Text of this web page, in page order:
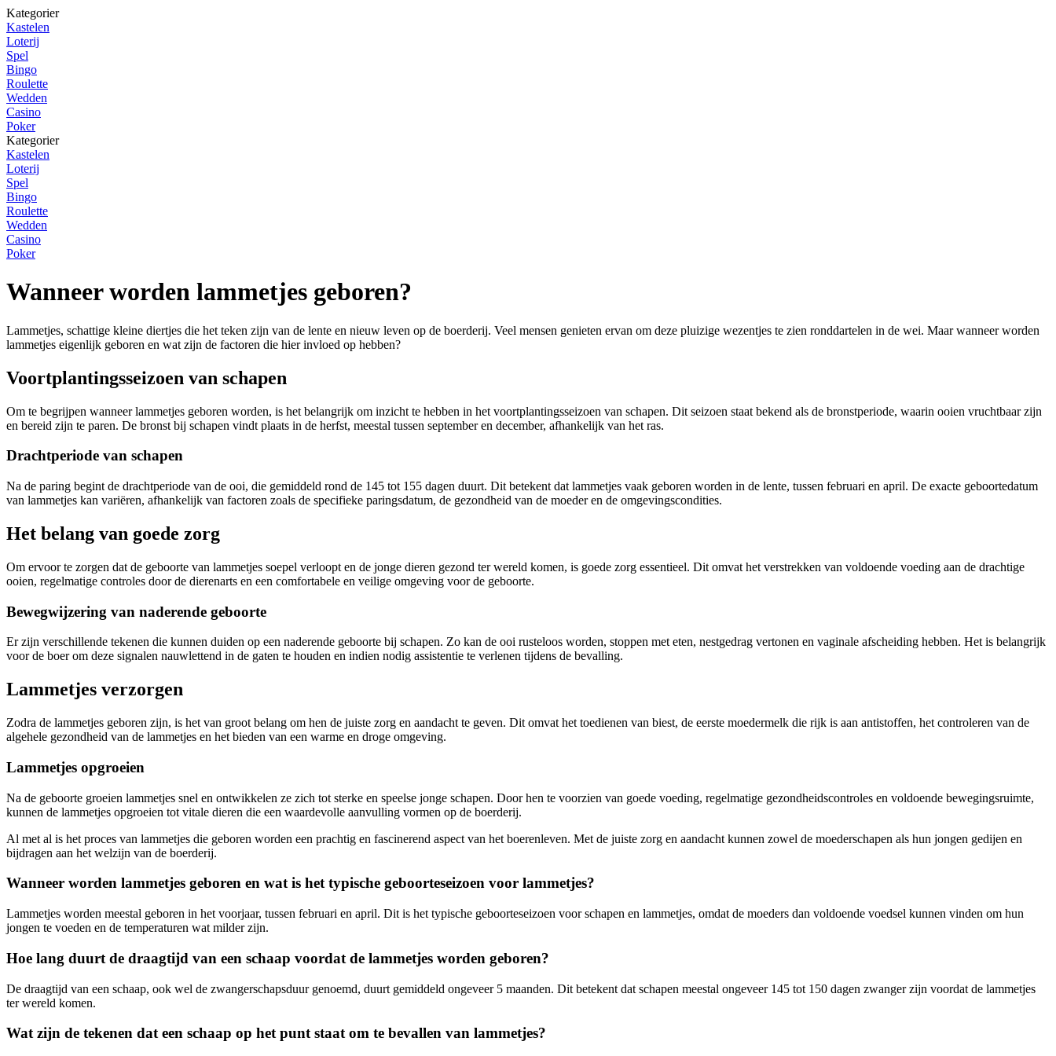
Kategorier
Kastelen
Loterij
Spel
Bingo
Roulette
Wedden
Casino
Poker
Kategorier
Kastelen
Loterij
Spel
Bingo
Roulette
Wedden
Casino
Poker
Wanneer worden lammetjes geboren?
Lammetjes, schattige kleine diertjes die het teken zijn van de lente en nieuw leven op de boerderij. Veel mensen genieten ervan om deze pluizige wezentjes te zien ronddartelen in de wei. Maar wanneer worden
lammetjes eigenlijk geboren en wat zijn de factoren die hier invloed op hebben?
Voortplantingsseizoen van schapen
Om te begrijpen wanneer lammetjes geboren worden, is het belangrijk om inzicht te hebben in het voortplantingsseizoen van schapen. Dit seizoen staat bekend als de bronstperiode, waarin ooien vruchtbaar zijn
en bereid zijn te paren. De bronst bij schapen vindt plaats in de herfst, meestal tussen september en december, afhankelijk van het ras.
Drachtperiode van schapen
Na de paring begint de drachtperiode van de ooi, die gemiddeld rond de 145 tot 155 dagen duurt. Dit betekent dat lammetjes vaak geboren worden in de lente, tussen februari en april. De exacte geboortedatum
van lammetjes kan variëren, afhankelijk van factoren zoals de specifieke paringsdatum, de gezondheid van de moeder en de omgevingscondities.
Het belang van goede zorg
Om ervoor te zorgen dat de geboorte van lammetjes soepel verloopt en de jonge dieren gezond ter wereld komen, is goede zorg essentieel. Dit omvat het verstrekken van voldoende voeding aan de drachtige
ooien, regelmatige controles door de dierenarts en een comfortabele en veilige omgeving voor de geboorte.
Bewegwijzering van naderende geboorte
Er zijn verschillende tekenen die kunnen duiden op een naderende geboorte bij schapen. Zo kan de ooi rusteloos worden, stoppen met eten, nestgedrag vertonen en vaginale afscheiding hebben. Het is belangrijk
voor de boer om deze signalen nauwlettend in de gaten te houden en indien nodig assistentie te verlenen tijdens de bevalling.
Lammetjes verzorgen
Zodra de lammetjes geboren zijn, is het van groot belang om hen de juiste zorg en aandacht te geven. Dit omvat het toedienen van biest, de eerste moedermelk die rijk is aan antistoffen, het controleren van de
algehele gezondheid van de lammetjes en het bieden van een warme en droge omgeving.
Lammetjes opgroeien
Na de geboorte groeien lammetjes snel en ontwikkelen ze zich tot sterke en speelse jonge schapen. Door hen te voorzien van goede voeding, regelmatige gezondheidscontroles en voldoende bewegingsruimte,
kunnen de lammetjes opgroeien tot vitale dieren die een waardevolle aanvulling vormen op de boerderij.
Al met al is het proces van lammetjes die geboren worden een prachtig en fascinerend aspect van het boerenleven. Met de juiste zorg en aandacht kunnen zowel de moederschapen als hun jongen gedijen en
bijdragen aan het welzijn van de boerderij.
Wanneer worden lammetjes geboren en wat is het typische geboorteseizoen voor lammetjes?
Lammetjes worden meestal geboren in het voorjaar, tussen februari en april. Dit is het typische geboorteseizoen voor schapen en lammetjes, omdat de moeders dan voldoende voedsel kunnen vinden om hun
jongen te voeden en de temperaturen wat milder zijn.
Hoe lang duurt de draagtijd van een schaap voordat de lammetjes worden geboren?
De draagtijd van een schaap, ook wel de zwangerschapsduur genoemd, duurt gemiddeld ongeveer 5 maanden. Dit betekent dat schapen meestal ongeveer 145 tot 150 dagen zwanger zijn voordat de lammetjes
ter wereld komen.
Wat zijn de tekenen dat een schaap op het punt staat om te bevallen van lammetjes?